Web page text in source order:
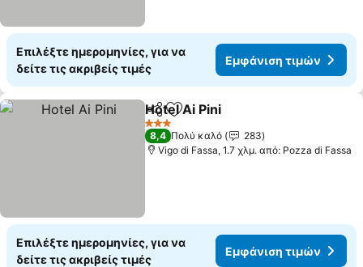
Επιλέξτε ημερομηνίες, για να
δείτε τις ακριβείς τιμές
Εμφάνιση τιμών
Κοινοποίηση
Προσθήκη στα αγαπημένα
Hotel Ai Pini
3 Αστέρια
8,4 Πολύ καλό
283
Vigo di Fassa, 1.7 χλμ. από: Pozza di Fassa
Επιλέξτε ημερομηνίες, για να
δείτε τις ακριβείς τιμές
Εμφάνιση τιμών